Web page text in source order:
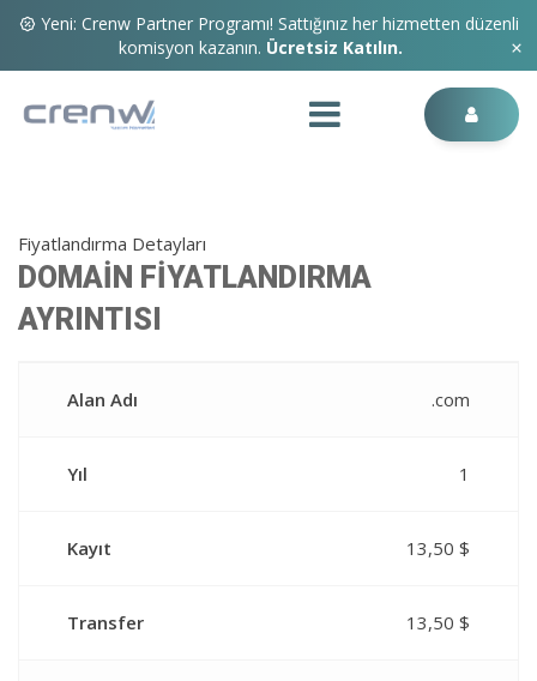
Yeni: Crenw Partner Programı! Sattığınız her hizmetten düzenli
komisyon kazanın. Ücretsiz Katılın.
Fiyatlandırma Detayları
DOMAİN FİYATLANDIRMA
AYRINTISI
Alan Adı .com
Yıl 1
Kayıt 13,50 $
Transfer 13,50 $